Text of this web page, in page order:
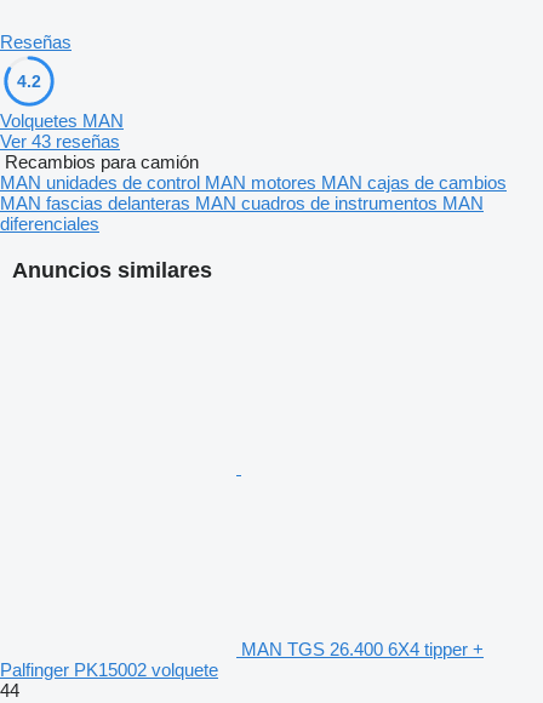
Anuncios similares
MAN TGS 26.400 6X4 tipper +
Palfinger PK15002 volquete
44
Reseñas
4.2
Volquetes MAN
Ver 43 reseñas
Recambios para camión
MAN unidades de control MAN motores MAN cajas de cambios
MAN fascias delanteras MAN cuadros de instrumentos MAN
diferenciales